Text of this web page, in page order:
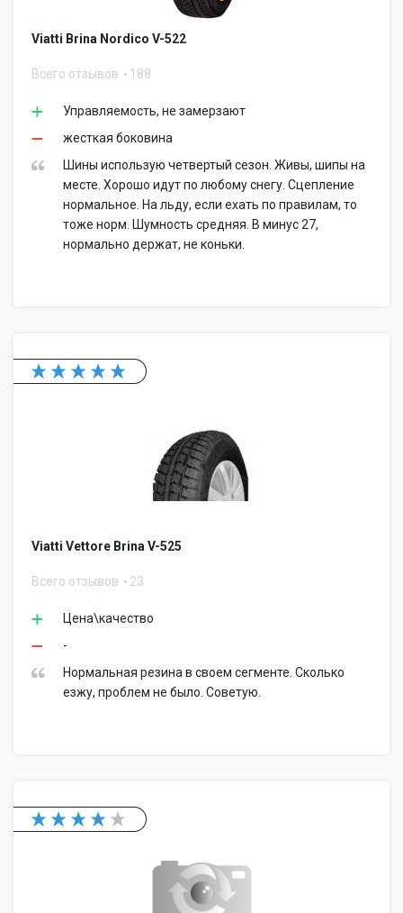
Viatti Brina Nordico V-522
Всего отзывов 188
Управляемость, не замерзают
жесткая боковина
Шины использую четвертый сезон. Живы, шипы на
месте. Хорошо идут по любому снегу. Сцепление
нормальное. На льду, если ехать по правилам, то
тоже норм. Шумность средняя. В минус 27,
нормально держат, не коньки.
Viatti Vettore Brina V-525
Всего отзывов 23
Цена\качество
-
Нормальная резина в своем сегменте. Сколько
езжу, проблем не было. Советую.